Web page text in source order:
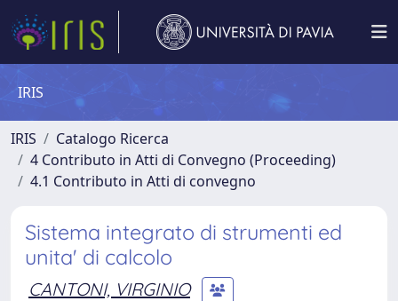
IRIS
IRIS
Catalogo Ricerca
4 Contributo in Atti di Convegno (Proceeding)
4.1 Contributo in Atti di convegno
Sistema integrato di strumenti ed
unita' di calcolo
CANTONI, VIRGINIO